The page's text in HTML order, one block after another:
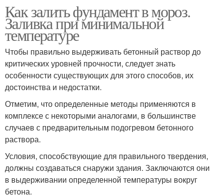
Как залить фундамент в мороз.
Заливка при минимальной
температуре
Чтобы правильно выдерживать бетонный раствор до
критических уровней прочности, следует знать
особенности существующих для этого способов, их
достоинства и недостатки.
Отметим, что определенные методы применяются в
комплексе с некоторыми аналогами, в большинстве
случаев с предварительным подогревом бетонного
раствора.
Условия, способствующие для правильного твердения,
должны создаваться снаружи здания. Заключаются они
в выдерживании определенной температуры вокруг
бетона.